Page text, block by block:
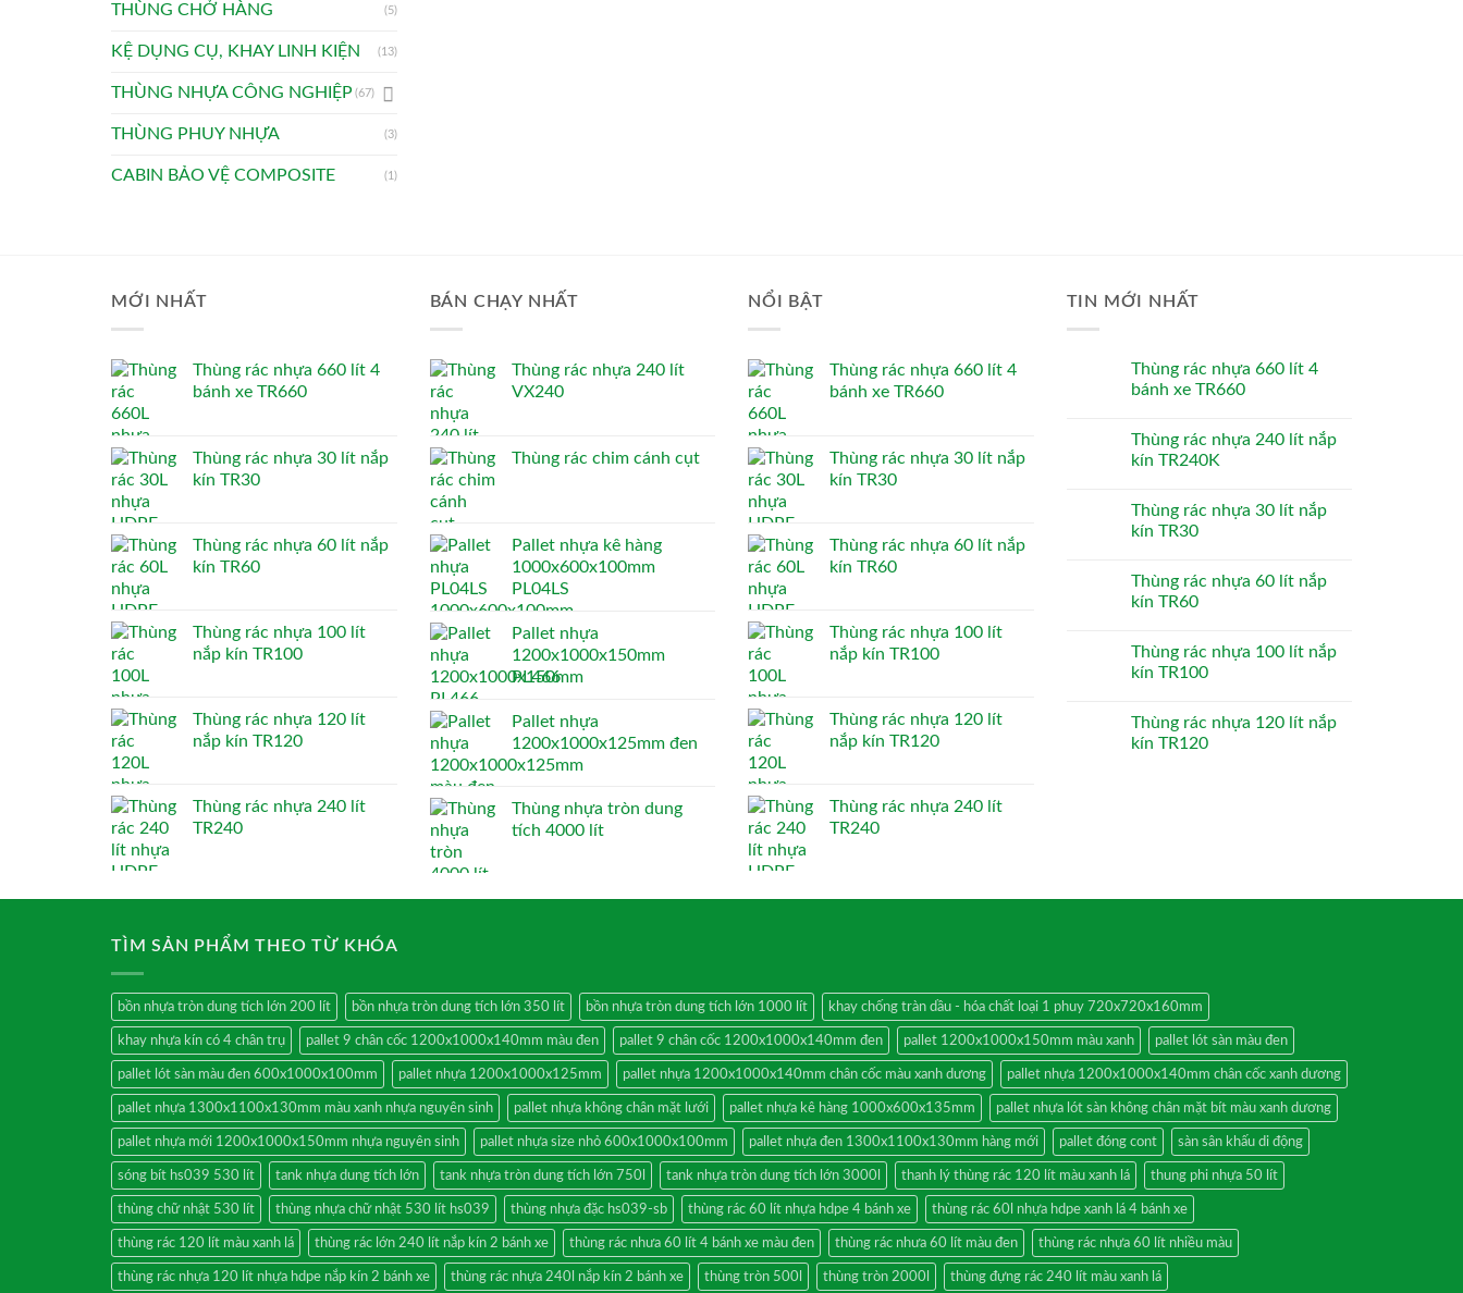
THÙNG CHỞ HÀNG (5)
KỆ DỤNG CỤ, KHAY LINH KIỆN (13)
THÙNG NHỰA CÔNG NGHIỆP(67)
THÙNG PHUY NHỰA (3)
CABIN BẢO VỆ COMPOSITE (1)
MỚI NHẤT
Thùng rác nhựa 660 lít 4
bánh xe TR660
Thùng rác nhựa 30 lít nắp
kín TR30
Thùng rác nhựa 60 lít nắp
kín TR60
Thùng rác nhựa 100 lít
nắp kín TR100
Thùng rác nhựa 120 lít
nắp kín TR120
Thùng rác nhựa 240 lít
TR240
BÁN CHẠY NHẤT
Thùng rác nhựa 240 lít
VX240
Thùng rác chim cánh cụt
Pallet nhựa kê hàng
1000x600x100mm
PL04LS
Pallet nhựa
1200x1000x150mm
PL466
Pallet nhựa
1200x1000x125mm đen
Thùng nhựa tròn dung
tích 4000 lít
NỔI BẬT
Thùng rác nhựa 660 lít 4
bánh xe TR660
Thùng rác nhựa 30 lít nắp
kín TR30
Thùng rác nhựa 60 lít nắp
kín TR60
Thùng rác nhựa 100 lít
nắp kín TR100
Thùng rác nhựa 120 lít
nắp kín TR120
Thùng rác nhựa 240 lít
TR240
TIN MỚI NHẤT
Thùng rác nhựa 660 lít 4
bánh xe TR660
Thùng rác nhựa 240 lít nắp
kín TR240K
Thùng rác nhựa 30 lít nắp
kín TR30
Thùng rác nhựa 60 lít nắp
kín TR60
Thùng rác nhựa 100 lít nắp
kín TR100
Thùng rác nhựa 120 lít nắp
kín TR120
TÌM SẢN PHẨM THEO TỪ KHÓA
bồn nhựa tròn dung tích lớn 200 lít bồn nhựa tròn dung tích lớn 350 lít bồn nhựa tròn dung tích lớn 1000 lít khay chống tràn dầu - hóa chất loại 1 phuy 720x720x160mm
khay nhựa kín có 4 chân trụ pallet 9 chân cốc 1200x1000x140mm màu đen pallet 9 chân cốc 1200x1000x140mm đen pallet 1200x1000x150mm màu xanh pallet lót sàn màu đen
pallet lót sàn màu đen 600x1000x100mm pallet nhựa 1200x1000x125mm pallet nhựa 1200x1000x140mm chân cốc màu xanh dương pallet nhựa 1200x1000x140mm chân cốc xanh dương
pallet nhựa 1300x1100x130mm màu xanh nhựa nguyên sinh pallet nhựa không chân mặt lưới pallet nhựa kê hàng 1000x600x135mm pallet nhựa lót sàn không chân mặt bít màu xanh dương
pallet nhựa mới 1200x1000x150mm nhựa nguyên sinh pallet nhựa size nhỏ 600x1000x100mm pallet nhựa đen 1300x1100x130mm hàng mới pallet đóng cont sàn sân khấu di động
sóng bít hs039 530 lít tank nhựa dung tích lớn tank nhựa tròn dung tích lớn 750l tank nhựa tròn dung tích lớn 3000l thanh lý thùng rác 120 lít màu xanh lá thung phi nhựa 50 lít
thùng chữ nhật 530 lít thùng nhựa chữ nhật 530 lít hs039 thùng nhựa đặc hs039-sb thùng rác 60 lít nhựa hdpe 4 bánh xe thùng rác 60l nhựa hdpe xanh lá 4 bánh xe
thùng rác 120 lít màu xanh lá thùng rác lớn 240 lít nắp kín 2 bánh xe thùng rác nhưa 60 lít 4 bánh xe màu đen thùng rác nhưa 60 lít màu đen thùng rác nhựa 60 lít nhiều màu
thùng rác nhựa 120 lít nhựa hdpe nắp kín 2 bánh xe thùng rác nhựa 240l nắp kín 2 bánh xe thùng tròn 500l thùng tròn 2000l thùng đựng rác 240 lít màu xanh lá